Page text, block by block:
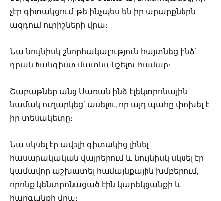
չէր գիտակցում, թե ինչպես են իր արարքներն
ազդում ուրիշների վրա։
Նա նույնիսկ շնորհակալություն հայտնեց ինձ՝
դրան հանգիստ մատնանշելու համար։
Շաբաթներ անց Սառան ինձ էլեկտրոնային
նամակ ուղարկեց՝ ասելու, որ այդ պահը փոխել է
իր տեսակետը։
Նա սկսել էր ավելի գիտակից լինել
հասարակական վայրերում և նույնիսկ սկսել էր
կամավոր աշխատել համայնքային խմբերում,
որոնք կենտրոնացած էին կարեկցանքի և
հարգանքի վրա։